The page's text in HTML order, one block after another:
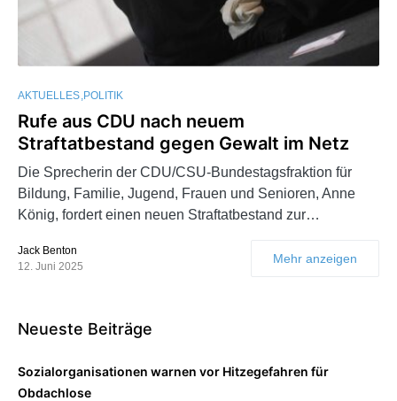
AKTUELLES POLITIK
Rufe aus CDU nach neuem
Straftatbestand gegen Gewalt im Netz
Die Sprecherin der CDU/CSU-Bundestagsfraktion für
Bildung, Familie, Jugend, Frauen und Senioren, Anne
König, fordert einen neuen Straftatbestand zur…
Jack Benton
12. Juni 2025
Mehr anzeigen
Neueste Beiträge
Sozialorganisationen warnen vor Hitzegefahren für
Obdachlose